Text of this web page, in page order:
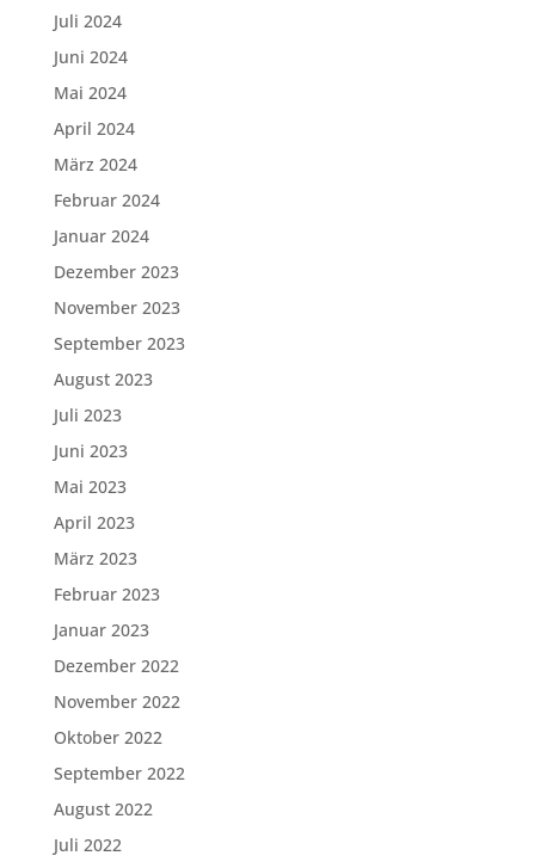
Juli 2024
Juni 2024
Mai 2024
April 2024
März 2024
Februar 2024
Januar 2024
Dezember 2023
November 2023
September 2023
August 2023
Juli 2023
Juni 2023
Mai 2023
April 2023
März 2023
Februar 2023
Januar 2023
Dezember 2022
November 2022
Oktober 2022
September 2022
August 2022
Juli 2022